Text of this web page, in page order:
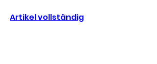
Artikel vollständig